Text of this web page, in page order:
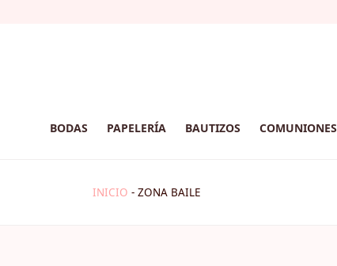
BODAS PAPELERÍA BAUTIZOS COMUNIONES
INICIO - ZONA BAILE